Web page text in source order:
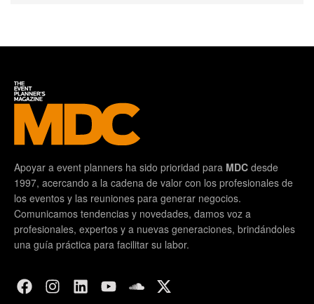
Apoyar a event planners ha sido prioridad para MDC desde
1997, acercando a la cadena de valor con los profesionales de
los eventos y las reuniones para generar negocios.
Comunicamos tendencias y novedades, damos voz a
profesionales, expertos y a nuevas generaciones, brindándoles
una guía práctica para facilitar su labor.